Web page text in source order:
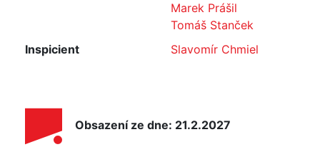
Marek Prášil
Tomáš Stanček
Inspicient
Slavomír Chmiel
Obsazení ze dne: 21.2.2027